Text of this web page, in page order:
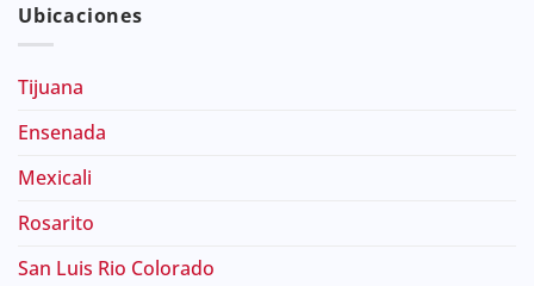
Ubicaciones
Tijuana
Ensenada
Mexicali
Rosarito
San Luis Rio Colorado